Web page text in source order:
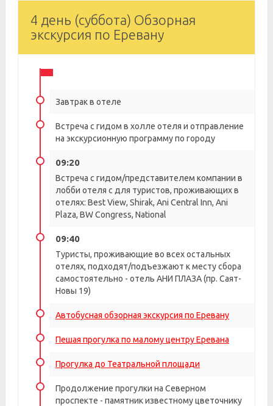
4 день (суббота) Обзорная
экскурсия по Еревану
Завтрак в отеле
Встреча с гидом в холле отеля и отправление
на экскурсионную программу по городу
09:20
Встреча с гидом/представителем компании в
лобби отеля с для туристов, проживающих в
отелях: Best View, Shirak, Ani Central Inn, Ani
Plaza, BW Congress, National
09:40
Туристы, проживающие во всех остальных
отелях, подходят/подъезжают к месту сбора
самостоятельно - отель АНИ ПЛАЗА (пр. Саят-
Новы 19)
Автобусная обзорная экскурсия по Еревану
Пешая прогулка по малому центру Еревана
Прогулка до Театральной площади
Продолжение прогулки на Северном
проспекте - памятник известному цветочнику